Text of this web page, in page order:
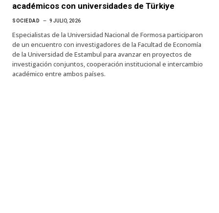
académicos con universidades de Türkiye
SOCIEDAD 9 JULIO, 2026
Especialistas de la Universidad Nacional de Formosa participaron
de un encuentro con investigadores de la Facultad de Economía
de la Universidad de Estambul para avanzar en proyectos de
investigación conjuntos, cooperación institucional e intercambio
académico entre ambos países.